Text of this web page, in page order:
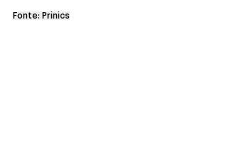
Fonte: Prinics